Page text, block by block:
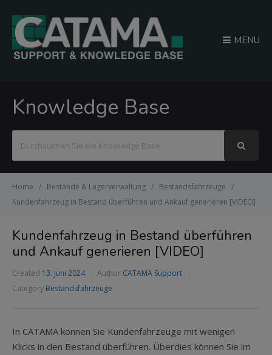
MENU
Knowledge Base
nach
Home Bestände & Lagerverwaltung
Bestandsfahrzeuge
Kundenfahrzeug in Bestand überführen und Ankauf generieren [VIDEO]
Kundenfahrzeug in Bestand überführen
und Ankauf generieren [VIDEO]
Created 13. Juni 2024 Author CATAMA Support
Category Bestandsfahrzeuge
In CATAMA können Sie Kundenfahrzeuge mit wenigen
Klicks in den Bestand überführen. Überdies können Sie im